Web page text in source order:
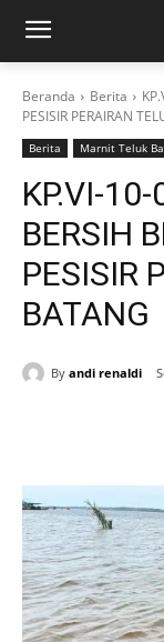
Beranda Berita
PESISIR PERAIRAN
Berita Marnit Teluk
KP.VI-
BERSIH
PESISIR
BATANG
By andi renaldi